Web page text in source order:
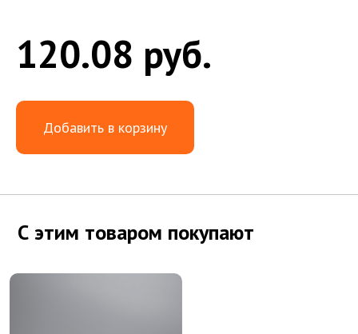
120.08 руб.
Добавить в корзину
С этим товаром покупают